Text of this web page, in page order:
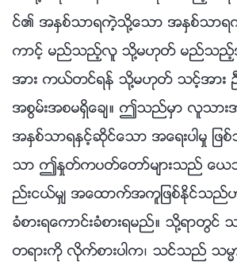
င္၏ အႏွစ္သာရကဲ့သို႔ေသာ အႏွစ္သာရ
ကာင့္ မည္သည့္လူ သို႔မဟုတ္ မည္သည့္
အား ကယ္တင္ရန္ သို႔မဟုတ္ သင့္အား ဦ
အစြမ္းအစမရွိေခ်။ ဤသည္မွာ လူသား
အႏွစ္သာရႏွင့္ဆိုင္ေသာ အေရးပါမႈ ျဖစ္သ
သာ ဤႏႈတ္ကပတ္ေတာ္မ်ားသည္ ေယ
ည္းငယ္မွ် အေထာက္အကူျဖစ္ႏိုင္သ
ခံစားရေကာင္းခံစားရမည္။ သို႔ရာတြ
တရားကို လိုက္စားပါက၊ သင္သည္ သမၼ